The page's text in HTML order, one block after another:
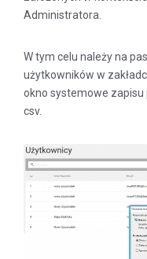
Administratora.
W tym celu należy na
użytkowników w
okno systemowe zapisu
csv.